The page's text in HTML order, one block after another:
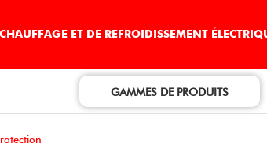
ET DE REFROIDISSEMENT
GAMMES DE PRODUITS